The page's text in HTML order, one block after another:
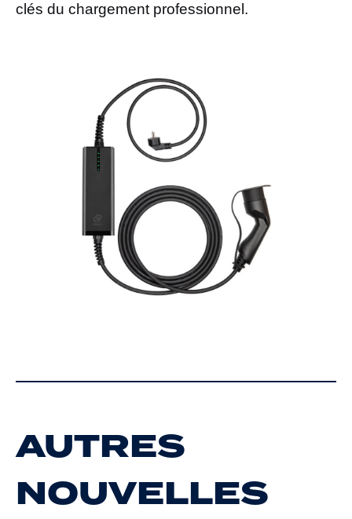
clés du chargement professionnel.
AUTRES
NOUVELLES